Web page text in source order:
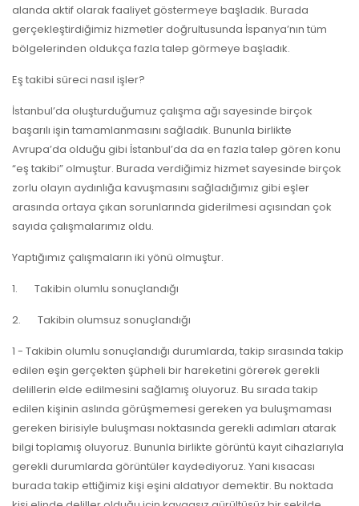
alanda aktif olarak faaliyet göstermeye başladık. Burada
gerçekleştirdiğimiz hizmetler doğrultusunda İspanya’nın tüm
bölgelerinden oldukça fazla talep görmeye başladık.
Eş takibi süreci nasıl işler?
İstanbul’da oluşturduğumuz çalışma ağı sayesinde birçok
başarılı işin tamamlanmasını sağladık. Bununla birlikte
Avrupa’da olduğu gibi İstanbul’da da en fazla talep gören konu
“eş takibi” olmuştur. Burada verdiğimiz hizmet sayesinde birçok
zorlu olayın aydınlığa kavuşmasını sağladığımız gibi eşler
arasında ortaya çıkan sorunlarında giderilmesi açısından çok
sayıda çalışmalarımız oldu.
Yaptığımız çalışmaların iki yönü olmuştur.
1. Takibin olumlu sonuçlandığı
2. Takibin olumsuz sonuçlandığı
1 - Takibin olumlu sonuçlandığı durumlarda, takip sırasında takip
edilen eşin gerçekten şüpheli bir hareketini görerek gerekli
delillerin elde edilmesini sağlamış oluyoruz. Bu sırada takip
edilen kişinin aslında görüşmemesi gereken ya buluşmaması
gereken birisiyle buluşması noktasında gerekli adımları atarak
bilgi toplamış oluyoruz. Bununla birlikte görüntü kayıt cihazlarıyla
gerekli durumlarda görüntüler kaydediyoruz. Yani kısacası
burada takip ettiğimiz kişi eşini aldatıyor demektir. Bu noktada